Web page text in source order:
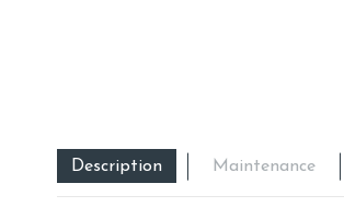
Description Maintenance